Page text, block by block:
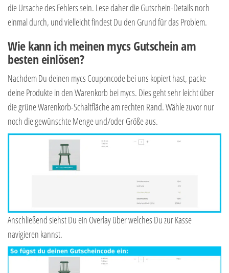
die Ursache des Fehlers sein. Lese daher die Gutschein-Details noch
einmal durch, und vielleicht findest Du den Grund für das Problem.
Wie kann ich meinen mycs Gutschein am
besten einlösen?
Nachdem Du deinen mycs Couponcode bei uns kopiert hast, packe
deine Produkte in den Warenkorb bei mycs. Dies geht sehr leicht über
die grüne Warenkorb-Schaltfläche am rechten Rand. Wähle zuvor nur
noch die gewünschte Menge und/oder Größe aus.
Anschließend siehst Du ein Overlay über welches Du zur Kasse
navigieren kannst.